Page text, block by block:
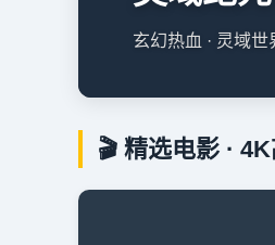
玄幻热血 · 灵域
🎬 精选电影 ·